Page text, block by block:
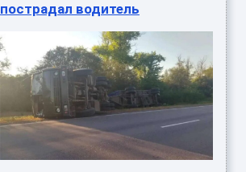
пострадал водитель